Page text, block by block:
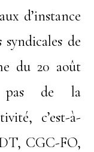
d’instance
de
du 20 août
pas de la
c’est-à-
CGC-FO,